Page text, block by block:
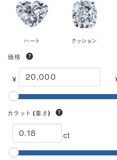
ハート クッション
価格
¥
カラット (重さ)
ct